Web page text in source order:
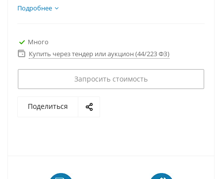
дефектологами, психологами и педагогами в
Подробнее
Много
Купить через тендер или аукцион (44/223 ФЗ)
Запросить стоимость
Поделиться